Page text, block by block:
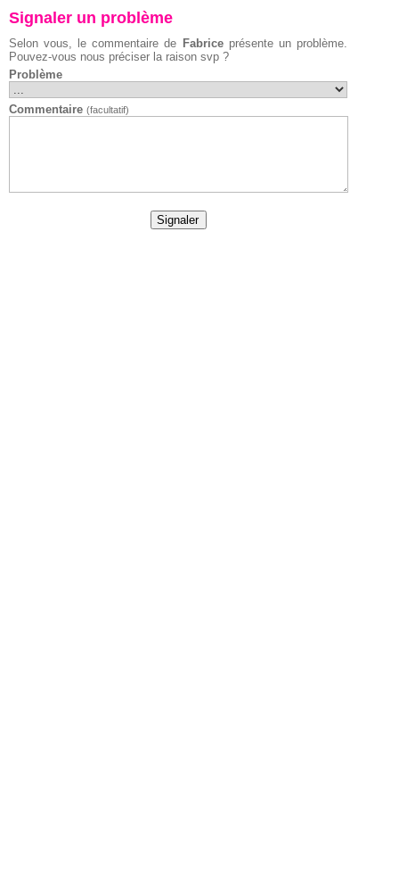
Signaler un problème
Selon vous, le commentaire de Fabriceprésente un problème.
Pouvez-vous nous préciser la raison svp ?
Problème
Commentaire (facultatif)